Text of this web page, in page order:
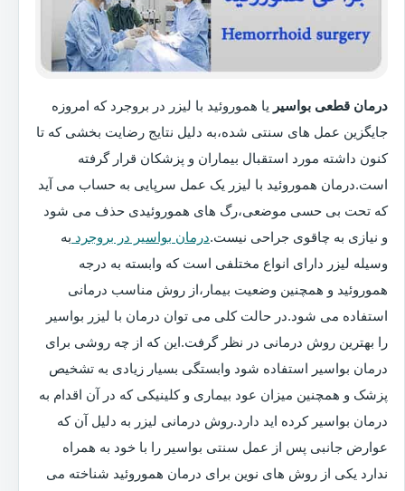
درمان قطعی بواسیر یا هموروئید با لیزر در بروجرد که امروزه
جایگزین عمل های سنتی شده،به دلیل نتایج رضایت بخشی که تا
کنون داشته مورد استقبال بیماران و پزشکان قرار گرفته
است.درمان هموروئید با لیزر یک عمل سرپایی به حساب می آید
که تحت بی حسی موضعی،رگ های هموروئیدی حذف می شود
و نیازی به چاقوی جراحی نیست.درمان بواسیر در بروجرد به
وسیله لیزر دارای انواع مختلفی است که وابسته به درجه
هموروئید و همچنین وضعیت بیمار،از روش مناسب درمانی
استفاده می شود.در حالت کلی می توان درمان با لیزر بواسیر
را بهترین روش درمانی در نظر گرفت.این که از چه روشی برای
درمان بواسیر استفاده شود وابستگی بسیار زیادی به تشخیص
پزشک و همچنین میزان عود بیماری و کلینیکی که در آن اقدام به
درمان بواسیر کرده اید دارد.روش درمانی لیزر به دلیل آن که
عوارض جانبی پس از عمل سنتی بواسیر را با خود به همراه
ندارد یکی از روش های نوین برای درمان هموروئید شناخته می